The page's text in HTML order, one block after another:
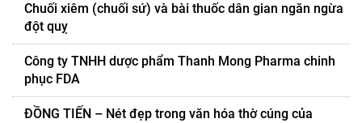
Chuối xiêm (chuối sứ) và bài thuốc dân gian ngăn ngừa
đột quỵ
Công ty TNHH dược phẩm Thanh Mong Pharma chinh
phục FDA
ĐỒNG TIẾN – Nét đẹp trong văn hóa thờ cúng của